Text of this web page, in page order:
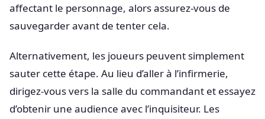
affectant le personnage, alors assurez-vous de
sauvegarder avant de tenter cela.
Alternativement, les joueurs peuvent simplement
sauter cette étape. Au lieu d’aller à l’infirmerie,
dirigez-vous vers la salle du commandant et essayez
d’obtenir une audience avec l’inquisiteur. Les